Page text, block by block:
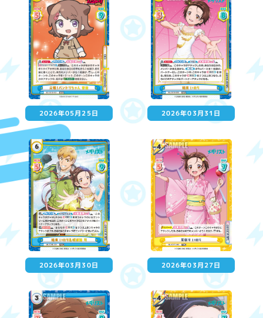
2026年05月25日 2026年03月31日
2026年03月30日 2026年03月27日